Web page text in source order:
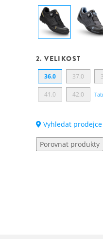
2. VELIKOST
36.0 37.0
41.0 42.0
Vyhledat prodejce
Porovnat produkty